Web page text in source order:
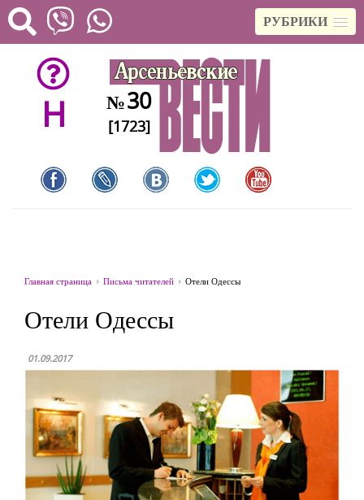
РУБРИКИ
H №30
[1723]
Главная страница Письма читателей Отели Одессы
Отели Одессы
01.09.2017